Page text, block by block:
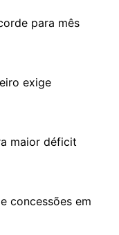
para mês
exige
maior déficit
concessões em